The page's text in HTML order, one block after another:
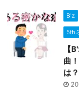
B'z
5th
【
曲
は